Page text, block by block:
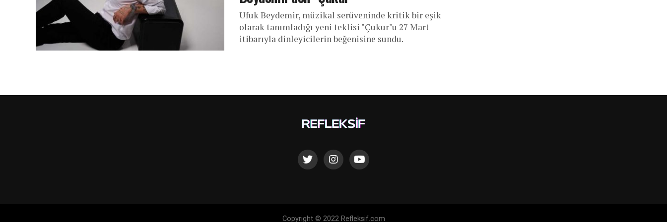
Ufuk Beydemir, müzikal serüveninde kritik bir eşik
olarak tanımladığı yeni teklisi "Çukur"u 27 Mart
itibarıyla dinleyicilerin beğenisine sundu.
Copyright © 2022 Refleksif.com